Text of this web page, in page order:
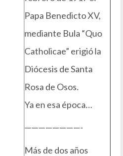
Papa Benedicto XV,
mediante Bula “Quo
Catholicae” erigió la
Diócesis de Santa
Rosa de Osos.
Ya en esa época…
————————-
Más de dos años